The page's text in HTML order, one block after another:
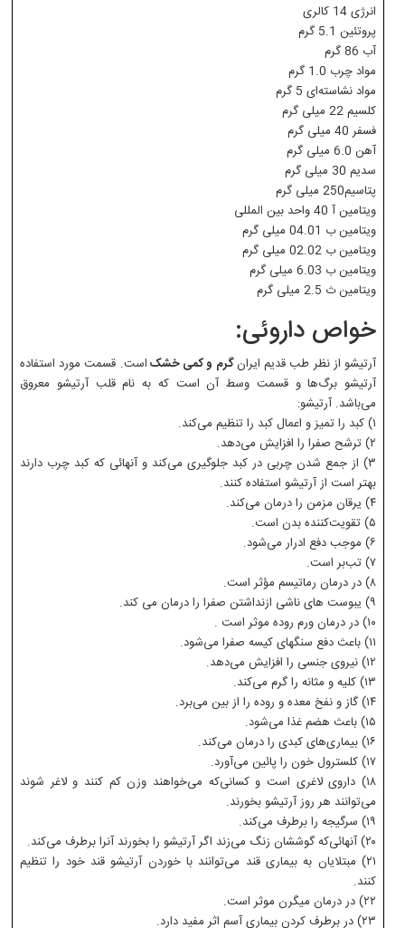
انرژی 14 کالری
پروتئین 5.1 گرم
آب 86 گرم
مواد چرب 1.0 گرم
مواد نشاسته‌ای 5 گرم
کلسیم 22 میلی گرم
فسفر 40 میلی گرم
آهن 6.0 میلی گرم
سدیم 30 میلی گرم
پتاسیم250 میلی گرم
ویتامین آ 40 واحد بین المللی
ویتامین ب 04.01 میلی گرم
ویتامین ب 02.02 میلی گرم
ویتامین ب 6.03 میلی گرم
ویتامین ث 2.5 میلی گرم
خواص داروئی:
آرتیشو از نظر طب قدیم ایرانگرم و کمی خشکاست‌. قسمت مورد استفاده
آرتیشو برگ‌ها و قسمت وسط آن است که به‌ نام قلب آرتیشو معروق
می‌باشد‌. آرتیشو‌:
۱) کبد را تمیز و اعمال کبد را تنظیم می‌کند‌.
۲) ترشح صفرا را افزایش می‌دهد.
۳) از جمع شدن چربی در کبد جلوگیری می‌کند و آنهائی که کبد چرب دارند
بهتر است از آرتیشو استفاده کنند.
۴) یرقان مزمن را درمان می‌کند‌.
۵) تقویت‌کننده بدن است‌.
۶) موجب دفع ادرار می‌شود‌.
۷) تب‌بر است‌.
۸) در درمان رماتیسم مؤثر است‌.
۹) یبوست های ناشی ازنداشتن صفرا را درمان می کند.
۱۰) در درمان ورم روده موثر است .
۱۱) باعث دفع سنگهای کیسه صفرا می‌شود.
۱۲) نیروی جنسی را افزایش می‌دهد.
۱۳) کلیه و مثانه را گرم می‌کند.
۱۴) گاز و نفخ معده و روده را از بین می‌برد.
۱۵) باعث هضم غذا می‌شود.
۱۶) بیماری‌های کبدی را درمان می‌کند.
۱۷) کلسترول خون را پائین می‌آورد.
۱۸) داروی لاغری است و کسانی‌که می‌خواهند وزن کم کنند و لاغر شوند
می‌توانند هر روز آرتیشو بخورند.
۱۹) سرگیجه را برطرف می‌کند.
۲۰) آنهائی‌که گوششان زنگ می‌زند اگر آرتیشو را بخورند آنرا برطرف می‌کند.
۲۱) مبتلایان به بیماری قند می‌توانند با خوردن آرتیشو قند خود را تنظیم
کنند.
۲۲) در درمان میگرن موثر است‌.
۲۳) در برطرف کردن بیماری آسم اثر مفید دارد‌.